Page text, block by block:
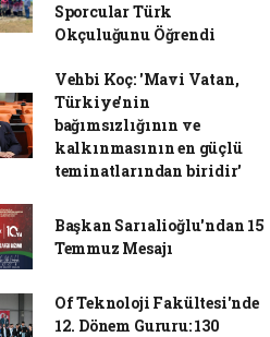
Sporcular Türk
Okçuluğunu Öğrendi
Vehbi Koç: 'Mavi Vatan,
Türkiye'nin
bağımsızlığının ve
kalkınmasının en güçlü
teminatlarından biridir'
Başkan Sarıalioğlu'ndan 15
Temmuz Mesajı
Of Teknoloji Fakültesi'nde
12. Dönem Gururu: 130